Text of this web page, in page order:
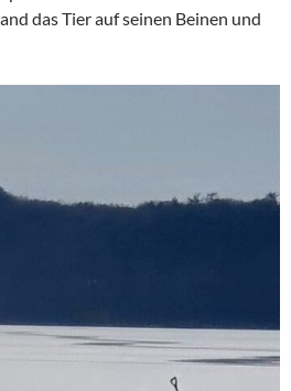
das Tier auf seinen Beinen und